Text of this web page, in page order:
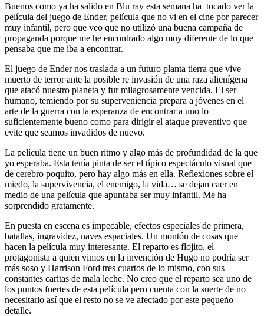
Buenos como ya ha salido en Blu ray esta semana ha tocado ver la
película del juego de Ender, película que no vi en el cine por parecer
muy infantil, pero que veo que no utilizó una buena campaña de
propaganda porque me he encontrado algo muy diferente de lo que
pensaba que me iba a encontrar.
El juego de Ender nos traslada a un futuro planta tierra que vive
muerto de terror ante la posible re invasión de una raza alienígena
que atacó nuestro planeta y fur milagrosamente vencida. El ser
humano, temiendo por su superveniencia prepara a jóvenes en el
arte de la guerra con la esperanza de encontrar a uno lo
suficientemente bueno como para dirigir el ataque preventivo que
evite que seamos invadidos de nuevo.
La película tiene un buen ritmo y algo más de profundidad de la que
yo esperaba. Esta tenía pinta de ser el típico espectáculo visual que
de cerebro poquito, pero hay algo más en ella. Reflexiones sobre el
miedo, la supervivencia, el enemigo, la vida… se dejan caer en
medio de una película que apuntaba ser muy infantil. Me ha
sorprendido gratamente.
En puesta en escena es impecable, efectos especiales de primera,
batallas, ingravidez, naves espaciales. Un montón de cosas que
hacen la película muy interesante. El reparto es flojito, el
protagonista a quien vimos en la invención de Hugo no podría ser
más soso y Harrison Ford tres cuartos de lo mismo, con sus
constantes caritas de mala leche. No creo que el reparto sea uno de
los puntos fuertes de esta película pero cuenta con la suerte de no
necesitarlo así que el resto no se ve afectado por este pequeño
detalle.